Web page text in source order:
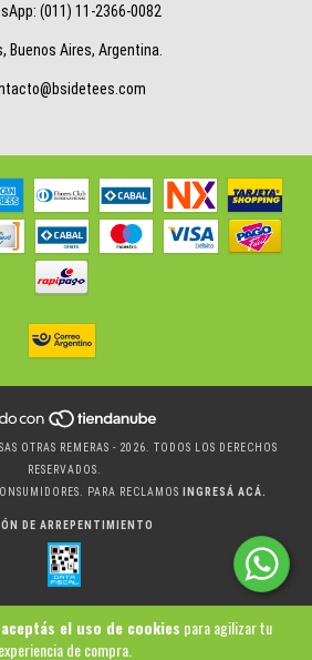
aceptás el uso de cookies para agilizar tu
experiencia de compra.
(011) 11-2366-0082
Buenos Aires, Argentina.
OTRAS REMERAS - 2026. TODOS LOS DERECHOS
RESERVADOS.
PARA RECLAMOS
INGRESÁ ACÁ.
DE ARREPENTIMIENTO